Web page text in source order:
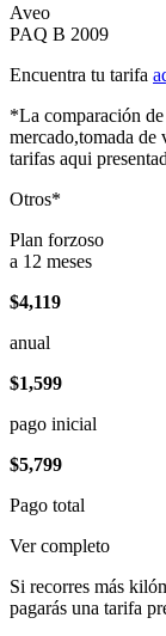
Aveo
PAQ B 2009
Encuentra tu tarifa
*La comparación
mercado,tomada de
tarifas aqui
Otros*
Plan forzoso
a 12 meses
$4,119
anual
$1,599
pago inicial
$5,799
Pago total
Ver completo
Si recorres más
pagarás una tarifa